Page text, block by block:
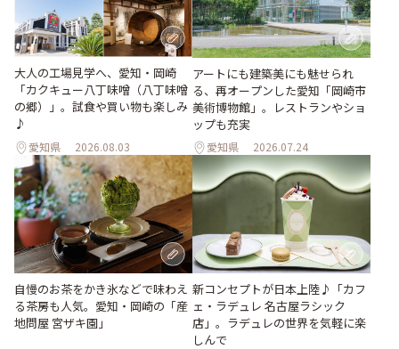
大人の工場見学へ、愛知・岡崎
「カクキュー八丁味噌（八丁味噌
の郷）」。試食や買い物も楽しみ
♪
愛知県 2026.08.03
アートにも建築美にも魅せられ
る、再オープンした愛知「岡崎市
美術博物館」。レストランやショ
ップも充実
愛知県 2026.07.24
自慢のお茶をかき氷などで味わえ
る茶房も人気。愛知・岡崎の「産
地問屋 宮ザキ園」
新コンセプトが日本上陸♪「カフ
ェ・ラデュレ 名古屋ラシック
店」。ラデュレの世界を気軽に楽
しんで